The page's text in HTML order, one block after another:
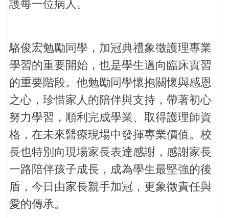
護每一位病人。
駱俊宏勉勵同學，加冠典禮象徵護理專業
學習的重要開始，也是學生邁向臨床實習
的重要階段。他勉勵同學懷抱關懷與感恩
之心，珍惜家人的陪伴與支持，帶著初心
努力學習，順利完成學業、取得護理師資
格，在未來醫療現場中發揮專業價值。校
長也特別向現場家長表達感謝，感謝家長
一路陪伴孩子成長，成為學生最堅強的後
盾，今日由家長親手加冠，更象徵責任與
愛的傳承。